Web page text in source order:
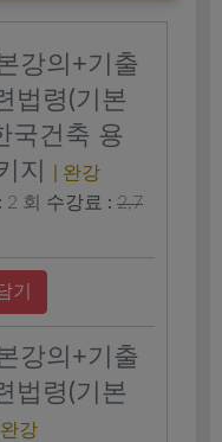
강의+기출
법령(기본
국건축 용
지
| 완강
2 회 수강료 : 2,7
기
강의+기출
법령(기본
| 완강